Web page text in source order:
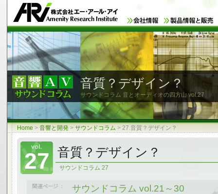
音質？デザイン？
サウンドコラム 音とオーディオの四方山vol.27
Home > 音響と開発 > サウンドコラム > 27.音質？デザイン？
音質？デザイン？
サウンドコラム 27
27
サウンドコラム vol.21～30